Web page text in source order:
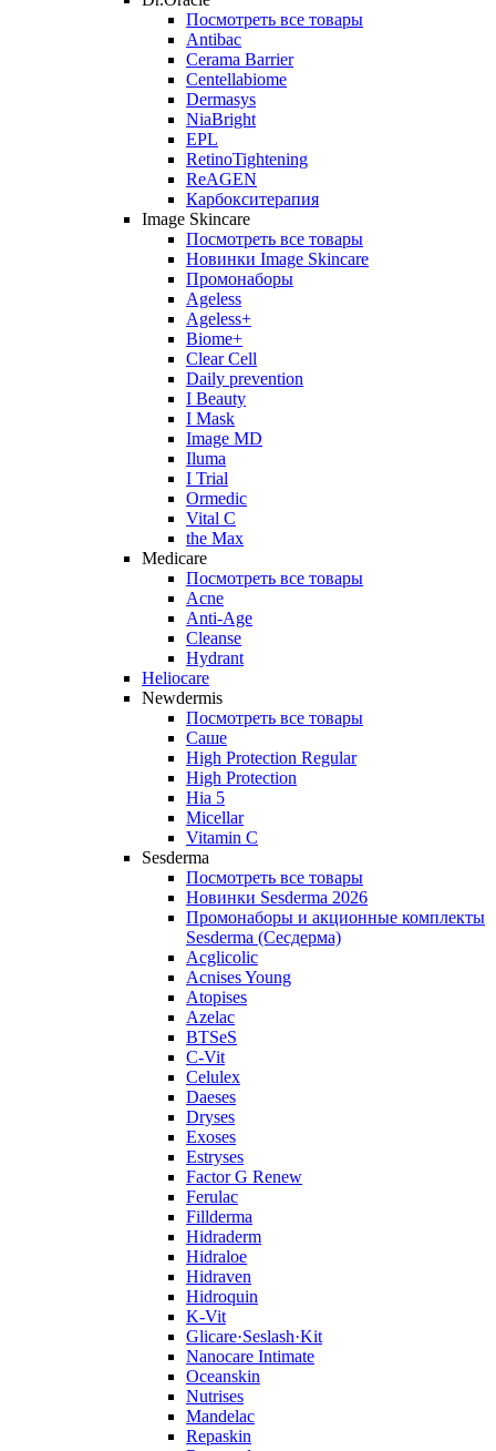
Посмотреть все товары
Antibac
Cerama Barrier
Centellabiome
Dermasys
NiaBright
EPL
RetinoTightening
ReAGEN
Карбокситерапия
Image Skincare
Посмотреть все товары
Новинки Image Skincare
Промонаборы
Ageless
Ageless+
Biome+
Clear Cell
Daily prevention
I Beauty
I Mask
Image MD
Iluma
I Trial
Ormedic
Vital C
the Max
Medicare
Посмотреть все товары
Acne
Anti‑Age
Cleanse
Hydrant
Heliocare
Newdermis
Посмотреть все товары
Саше
High Protection Regular
High Protection
Hia 5
Micellar
Vitamin C
Sesderma
Посмотреть все товары
Новинки Sesderma 2026
Промонаборы и акционные комплекты
Sesderma (Сесдерма)
Acglicolic
Acnises Young
Atopises
Azelac
BTSeS
C‑Vit
Celulex
Daeses
Dryses
Exoses
Estryses
Factor G Renew
Ferulac
Fillderma
Hidraderm
Hidraloe
Hidraven
Hidroquin
K-Vit
Glicare·Seslash·Kit
Nanocare Intimate
Oceanskin
Nutrises
Mandelac
Repaskin